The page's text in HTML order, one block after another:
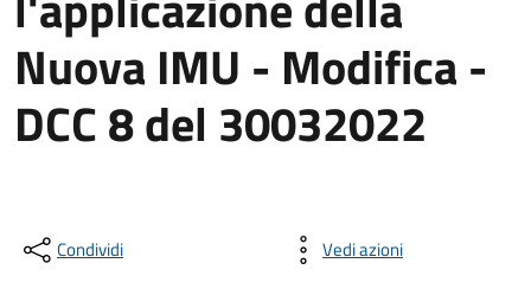
Nuova IMU - Modifica -
DCC 8 del 30032022
Condividi Vedi azioni